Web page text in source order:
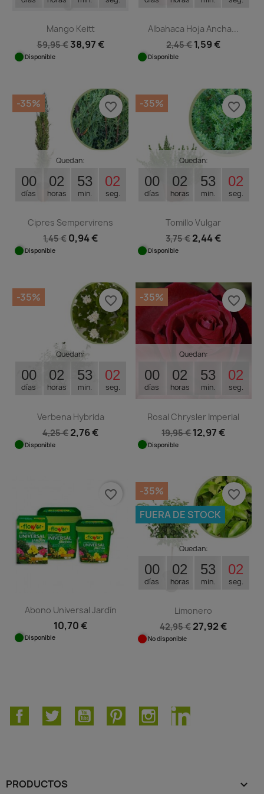
Mango Keitt
59,95 € 38,97 €
Disponible
Albahaca Hoja Ancha...
2,45 €1,59 €
Disponible
Quedan:
00
días
02
horas
53
min.
02
seg.
Cipres Sempervirens
1,45 € 0,94 €
Disponible
-35% favorite_border
Quedan:
00
días
02
horas
53
min.
02
seg.
Tomillo Vulgar
3,75 €2,44 €
Disponible
-35% favorite_border
Quedan:
00
días
02
horas
53
min.
02
seg.
Verbena Hybrida
4,25 € 2,76 €
Disponible
-35% favorite_border
Quedan:
00
días
02
horas
53
min.
02
seg.
Rosal Chrysler Imperial
19,95 €12,97 €
Disponible
-35% favorite_border
Abono Universal Jardín
10,70 €
Disponible
favorite_border
Quedan:
00
días
02
horas
53
min.
02
seg.
Limonero
42,95 €27,92 €
No disponible
-35%
FUERA DE STOCK
favorite_border
FacebookTwitter YouTube PinterestInstagramLinkedIn
PRODUCTOS 